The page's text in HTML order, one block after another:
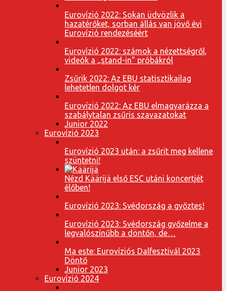
Eurovízió 2022: Sokan üdvözlik a
hazatérőket, sorban állás van jövő évi
Eurovízió rendezéséért
Eurovízió 2022: számok a nézettségről,
videók a „stand-in” próbákról
Zsűrik 2022: Az EBU statisztikailag
lehetetlen dolgot kér
Eurovízió 2022: Az EBU elmagyarázza a
szabálytalan zsűris szavazatokat
Junior 2022
Eurovízió 2023
Eurovízió 2023 után: a zsűrit meg kellene
szüntetni!
Nézd Käärijä első ESC utáni koncertjét
élőben!
Eurovízió 2023: Svédország a győztes!
Eurovízió 2023: Svédország győzelme a
legvalószínűbb a döntőn, de…
Ma este: Eurovíziós Dalfesztivál 2023
Döntő
Junior 2023
Eurovízió 2024